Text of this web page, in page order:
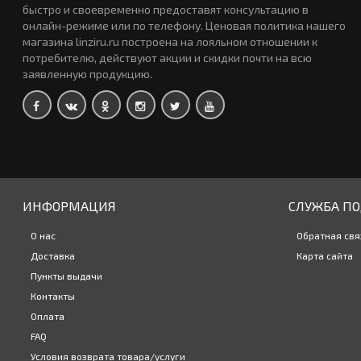
быстро и своевременно предоставят консультацию в
онлайн-режиме или по телефону. Ценовая политика нашего
магазина linziru.ru построена на лояльном отношении к
потребителю, действуют акции и скидки почти на всю
заявленную продукцию.
ИНФОРМАЦИЯ
О нас
Доставка
Пункты выдачи
Контакты
Оплата
FAQ
Условия возврата товара/услуги
СЛУЖБА
Обратная
Карта сайта